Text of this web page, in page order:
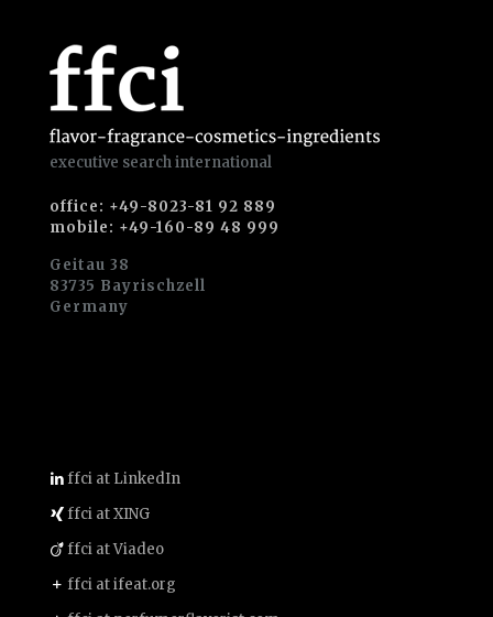
executive search international
office: +49-8023-81 92 889
mobile: +49-160-89 48 999
Geitau 38
83735 Bayrischzell
Germany
ffci at LinkedIn
ffci at XING
ffci at Viadeo
ffci at ifeat.org